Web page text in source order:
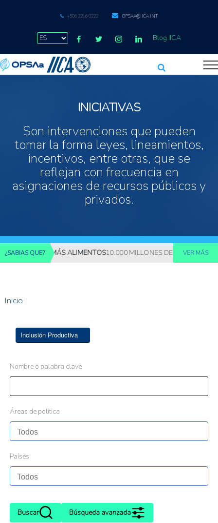
+506 2216 0222 OPSAA@IICA.INT
Blog IICA
INICIATIVAS
Son intervenciones que pueden
tomar la forma leyes, lineamientos,
incentivos, entre otras, que se
reflejan con frecuencia en
asignaciones de recursos públicos y
privados.
¿SABIAS QUE?MÁS ALIMENTOS10.000 MILLONES DE PERSONASVER MÁS
Inicio |
Inclusión Productiva
Nombre o palabra clave
Áreas de política
Países
Buscar Búsqueda avanzada